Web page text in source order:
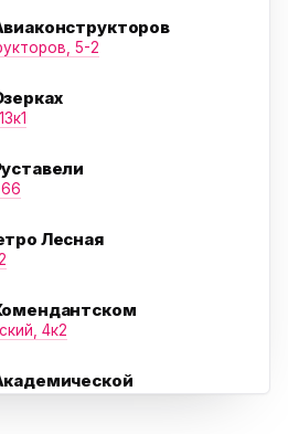
5-2
Лесная
4к2